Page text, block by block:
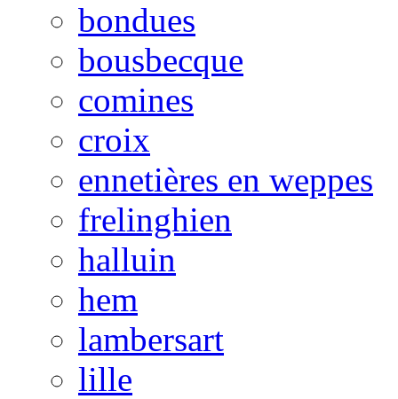
bondues
bousbecque
comines
croix
ennetières en weppes
frelinghien
halluin
hem
lambersart
lille